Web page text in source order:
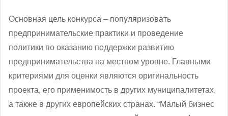
Основная цель конкурса – популяризовать
предпринимательские практики и проведение
политики по оказанию поддержки развитию
предпринимательства на местном уровне. Главными
критериями для оценки являются оригинальность
проекта, его применимость в других муниципалитетах,
а также в других европейских странах. “Малый бизнес